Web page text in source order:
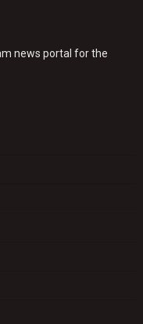
news portal for the